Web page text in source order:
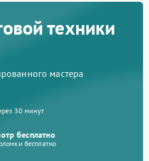
техники
мастера
30 минут
бесплатно
бесплатно